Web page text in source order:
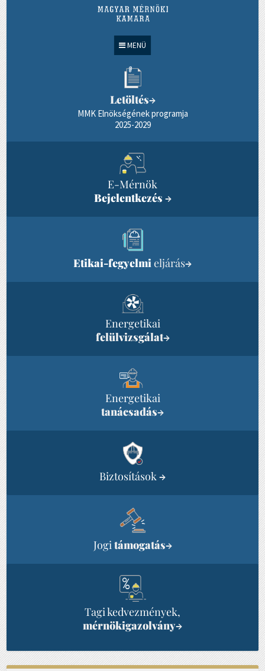
MENÜ
Letöltés→
MMK Elnökségének programja
2025-2029
E-Mérnök
Bejelentkezés →
Etikai-fegyelmi eljárás→
Energetikai
felülvizsgálat→
Energetikai
tanácsadás→
Biztosítások→
Jogi támogatás→
Tagi kedvezmények,
mérnökigazolvány→